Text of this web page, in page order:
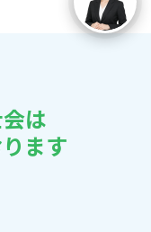
は
ます